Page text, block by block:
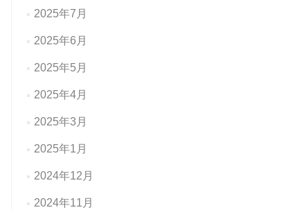
2025年7月
2025年6月
2025年5月
2025年4月
2025年3月
2025年1月
2024年12月
2024年11月